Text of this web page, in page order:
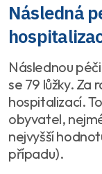
Následná
Následnou
se 79 lůžky. Za
hospitalizací.
obyvatel,
nejvyšší
případu).